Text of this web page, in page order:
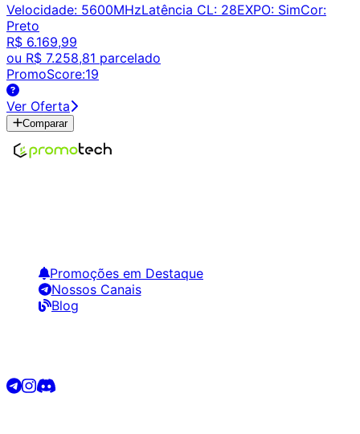
Velocidade: 5600MHzLatência CL: 28EXPO: SimCor:
Preto
R$ 6.169,99
ou R$ 7.258,81 parcelado
PromoScore:19
Ver Oferta
Comparar
Promoções em Destaque
Nossos Canais
Blog